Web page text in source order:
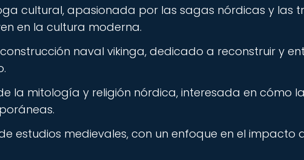
cultural, apasionada por las sagas nórdicas y las
en la cultura moderna.
naval vikinga, dedicado a reconstruir y
la mitología y religión nórdica, interesada en cómo
estudios medievales, con un enfoque en el impacto